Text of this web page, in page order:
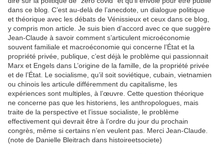
dans ce blog. C’est au-delà de l’anecdote, un dialogue politique
et théorique avec les débats de Vénissieux et ceux dans ce blog,
y compris mon article. Je suis bien d’accord avec ce que suggère
Jean-Claude à savoir comment s’articulent microéconomie
souvent familiale et macroéconomie qui concerne l’État et la
propriété privée, publique, c’est déjà le problème qui passionnait
Marx et Engels dans L’origine de la famille, de la propriété privée
et de l’État. Le socialisme, qu’il soit soviétique, cubain, vietnamien
ou chinois les articule différemment du capitalisme, les
expériences sont multiples, à l’œuvre. Cette question théorique
ne concerne pas que les historiens, les anthropologues, mais
traite de la perspective et l’issue socialiste, le problème
effectivement qui devrait être à l’ordre du jour du prochain
congrès, même si certains n’en veulent pas. Merci Jean-Claude.
(note de Danielle Bleitrach dans histoireetsociete)